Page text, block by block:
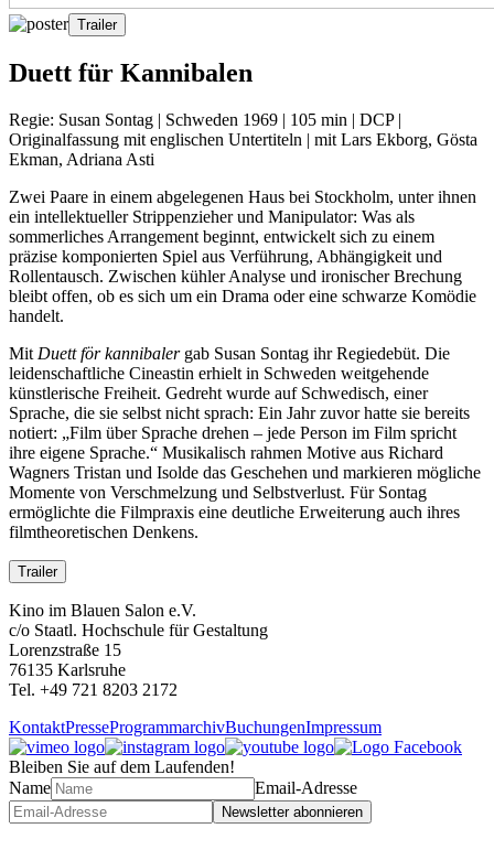
Trailer
Duett für Kannibalen
Regie: Susan Sontag | Schweden 1969 | 105 min | DCP |
Originalfassung mit englischen Untertiteln | mit Lars Ekborg, Gösta
Ekman, Adriana Asti
Zwei Paare in einem abgelegenen Haus bei Stockholm, unter ihnen
ein intellektueller Strippenzieher und Manipulator: Was als
sommerliches Arrangement beginnt, entwickelt sich zu einem
präzise komponierten Spiel aus Verführung, Abhängigkeit und
Rollentausch. Zwischen kühler Analyse und ironischer Brechung
bleibt offen, ob es sich um ein Drama oder eine schwarze Komödie
handelt.
Mit Duett för kannibalergab Susan Sontag ihr Regiedebüt. Die
leidenschaftliche Cineastin erhielt in Schweden weitgehende
künstlerische Freiheit. Gedreht wurde auf Schwedisch, einer
Sprache, die sie selbst nicht sprach: Ein Jahr zuvor hatte sie bereits
notiert: „Film über Sprache drehen – jede Person im Film spricht
ihre eigene Sprache.“ Musikalisch rahmen Motive aus Richard
Wagners Tristan und Isolde das Geschehen und markieren mögliche
Momente von Verschmelzung und Selbstverlust. Für Sontag
ermöglichte die Filmpraxis eine deutliche Erweiterung auch ihres
filmtheoretischen Denkens.
Trailer
Kino im Blauen Salon e.V.
c/o Staatl. Hochschule für Gestaltung
Lorenzstraße 15
76135 Karlsruhe
Tel. +49 721 8203 2172
KontaktPresseProgrammarchivBuchungenImpressum
Bleiben Sie auf dem Laufenden!
Name
Email-Adresse
Newsletter abonnieren